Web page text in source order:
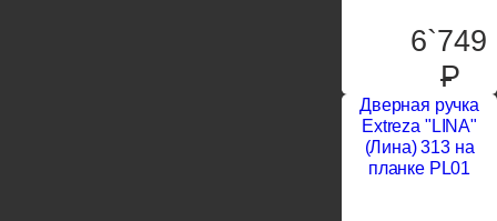
6`749
P
Дверная ручка
Extreza "LINA"
(Лина) 313 на
планке PL01